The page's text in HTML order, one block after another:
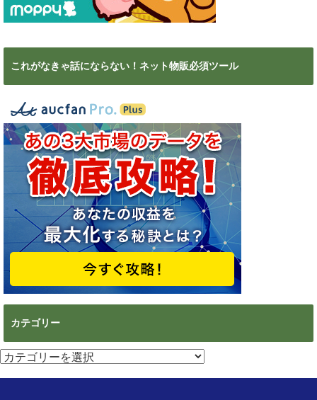
これがなきゃ話にならない！ネット物販必須ツール
カテゴリー
カ